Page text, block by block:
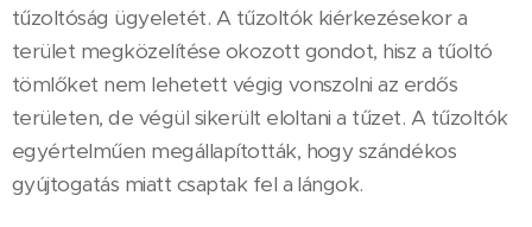
tűzoltóság ügyeletét. A tűzoltók kiérkezésekor a
terület megközelítése okozott gondot, hisz a tűoltó
tömlőket nem lehetett végig vonszolni az erdős
területen, de végül sikerült eloltani a tűzet. A tűzoltók
egyértelműen megállapították, hogy szándékos
gyújtogatás miatt csaptak fel a lángok.